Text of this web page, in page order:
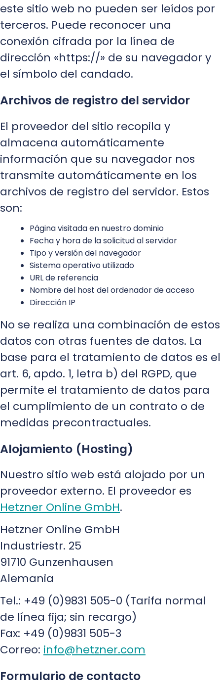
este sitio web no pueden ser leídos por
terceros. Puede reconocer una
conexión cifrada por la línea de
dirección «https://» de su navegador y
el símbolo del candado.
Archivos de registro del servidor
El proveedor del sitio recopila y
almacena automáticamente
información que su navegador nos
transmite automáticamente en los
archivos de registro del servidor. Estos
son:
Página visitada en nuestro dominio
Fecha y hora de la solicitud al servidor
Tipo y versión del navegador
Sistema operativo utilizado
URL de referencia
Nombre del host del ordenador de acceso
Dirección IP
No se realiza una combinación de estos
datos con otras fuentes de datos. La
base para el tratamiento de datos es el
art. 6, apdo. 1, letra b) del RGPD, que
permite el tratamiento de datos para
el cumplimiento de un contrato o de
medidas precontractuales.
Alojamiento (Hosting)
Nuestro sitio web está alojado por un
proveedor externo. El proveedor es
Hetzner Online GmbH.
Hetzner Online GmbH
Industriestr. 25
91710 Gunzenhausen
Alemania
Tel.: +49 (0)9831 505-0 (Tarifa normal
de línea fija; sin recargo)
Fax: +49 (0)9831 505-3
Correo: info@hetzner.com
Formulario de contacto